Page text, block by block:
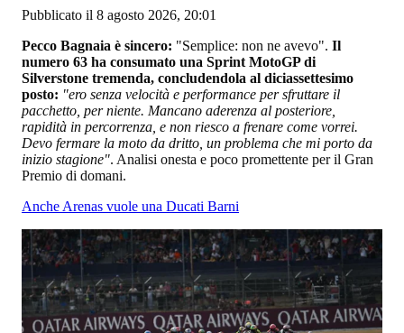
Pubblicato il 8 agosto 2026, 20:01
Pecco Bagnaia è sincero: "Semplice: non ne avevo". Il
numero 63 ha consumato una Sprint MotoGP di
Silverstone tremenda, concludendola al diciassettesimo
posto: "ero senza velocità e performance per sfruttare il
pacchetto, per niente. Mancano aderenza al posteriore,
rapidità in percorrenza, e non riesco a frenare come vorrei.
Devo fermare la moto da dritto, un problema che mi porto da
inizio stagione". Analisi onesta e poco promettente per il Gran
Premio di domani.
Anche Arenas vuole una Ducati Barni